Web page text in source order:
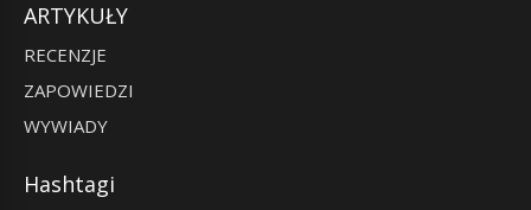
ARTYKUŁY
RECENZJE
ZAPOWIEDZI
WYWIADY
Hashtagi